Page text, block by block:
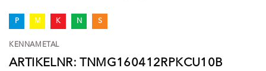
P M K N S
KENNAMETAL
ARTIKELNR: TNMG160412RPKCU10B